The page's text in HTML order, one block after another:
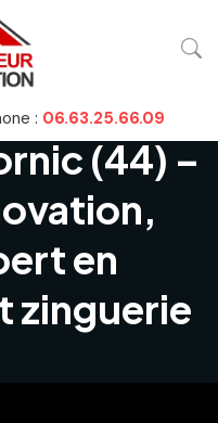
: 06.63.25.66.09
(44) –
en
zinguerie